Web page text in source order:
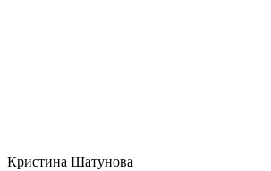
Кристина Шатунова